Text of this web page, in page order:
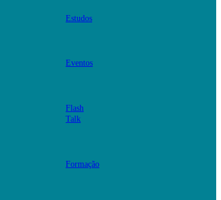
Estudos
Eventos
Flash
Talk
Formação